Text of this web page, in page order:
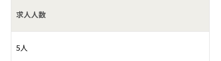
求人人数
5人